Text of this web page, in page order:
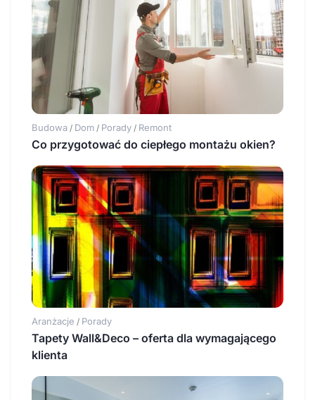
Budowa / Dom / Porady / Remont
Co przygotować do ciepłego montażu okien?
Aranżacje / Porady
Tapety Wall&Deco – oferta dla wymagającego
klienta